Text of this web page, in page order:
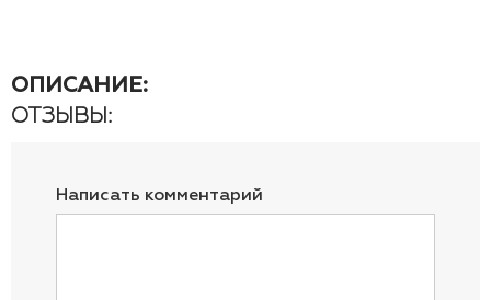
ОПИСАНИЕ:
ОТЗЫВЫ:
Написать комментарий